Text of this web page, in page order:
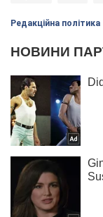
Редакційна політика